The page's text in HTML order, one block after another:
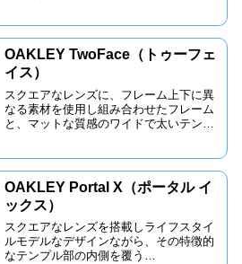
特にデイリーユースにはピッタリなサン
グラスです。また、特殊なクリップの仕
掛けも搭載していて、普段使いから軽い
スポーツなどオールマイティに使える1
本ですよ。
OAKLEY TwoFace（トゥーフェ
イス）
スクエアなレンズに、フレーム上下に異
なる素材を使用し組み合わせたフレーム
と、マットな質感のワイドで太いテンプ
を醸し出しているサングラス。その光沢
感のないマットブラックの色合いが、ク
ールでシックな印象を出していて、海外
の映画などでも俳優さんがよく使用して
いるのを見かけるくらい人気のあるモデ
ルの１つのようですよ。
OAKLEY Portal X（ポータル イ
ックス）
スクエアなレンズを搭載しライフスタイ
ルモデルなデザインながら、その特徴的
なテンプル部の内側を覆う